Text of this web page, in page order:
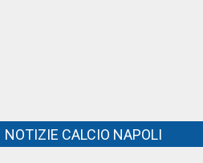
NOTIZIE CALCIO NAPOLI